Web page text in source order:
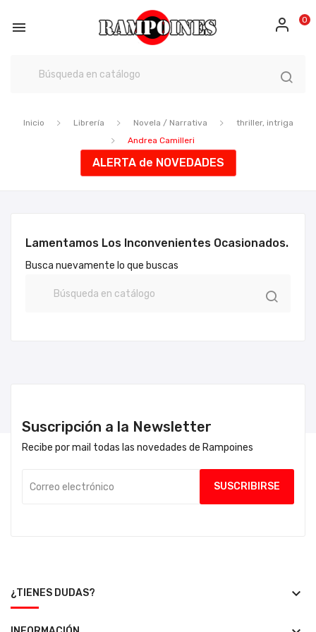
 0
Inicio Librería Novela / Narrativa
thriller, intriga
Andrea Camilleri
ALERTA de NOVEDADES
Lamentamos Los Inconvenientes Ocasionados.
Busca nuevamente lo que buscas
Suscripción a la Newsletter
Recibe por mail todas las novedades de Rampoines
¿TIENES DUDAS? keyboard_arrow_down